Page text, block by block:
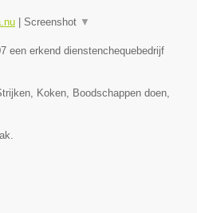
Screenshot ▼
een erkend dienstenchequebedrijf
Koken, Boodschappen doen,